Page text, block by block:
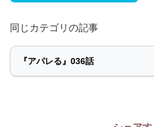
同じカテゴリの記事